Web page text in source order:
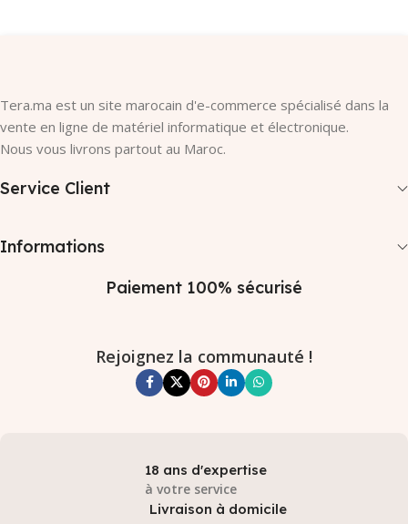
Tera.ma est un site marocain d'e-commerce spécialisé dans la
vente en ligne de matériel informatique et électronique.
Nous vous livrons partout au Maroc.
Service Client
Informations
Paiement 100% sécurisé
Rejoignez la communauté !
18 ans d'expertise
à votre service
Livraison à domicile